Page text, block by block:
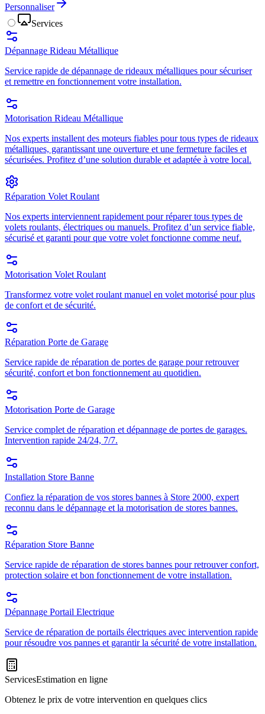
Personnaliser
Services
Dépannage Rideau Métallique
Service rapide de dépannage de rideaux métalliques pour sécuriser
et remettre en fonctionnement votre installation.
Motorisation Rideau Métallique
Nos experts installent des moteurs fiables pour tous types de rideaux
métalliques, garantissant une ouverture et une fermeture faciles et
sécurisées. Profitez d’une solution durable et adaptée à votre local.
Réparation Volet Roulant
Nos experts interviennent rapidement pour réparer tous types de
volets roulants, électriques ou manuels. Profitez d’un service fiable,
sécurisé et garanti pour que votre volet fonctionne comme neuf.
Motorisation Volet Roulant
Transformez votre volet roulant manuel en volet motorisé pour plus
de confort et de sécurité.
Réparation Porte de Garage
Service rapide de réparation de portes de garage pour retrouver
sécurité, confort et bon fonctionnement au quotidien.
Motorisation Porte de Garage
Service complet de réparation et dépannage de portes de garages.
Intervention rapide 24/24, 7/7.
Installation Store Banne
Confiez la réparation de vos stores bannes à Store 2000, expert
reconnu dans le dépannage et la motorisation de stores bannes.
Réparation Store Banne
Service rapide de réparation de stores bannes pour retrouver confort,
protection solaire et bon fonctionnement de votre installation.
Dépannage Portail Electrique
Service de réparation de portails électriques avec intervention rapide
pour résoudre vos pannes et garantir la sécurité de votre installation.
ServicesEstimation en ligne
Obtenez le prix de votre intervention en quelques clics